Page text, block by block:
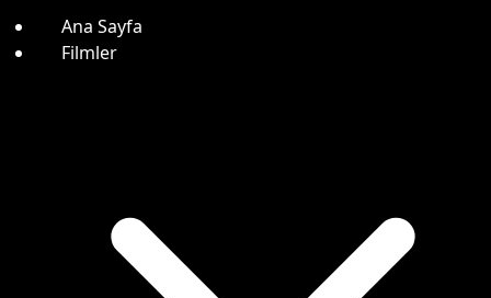
Ana Sayfa
Filmler